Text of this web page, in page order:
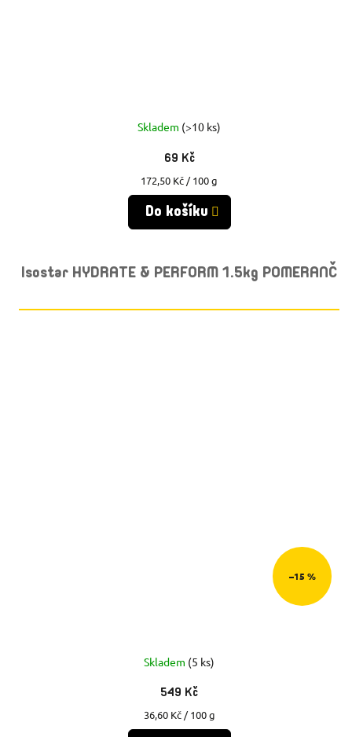
Skladem (>10 ks)
69 Kč
Měrná
cena:
172,50 Kč / 100 g
Do košíku
Isostar HYDRATE & PERFORM 1.5kg POMERANČ
–15 %
Skladem (5 ks)
549 Kč
Měrná
cena:
36,60 Kč / 100 g